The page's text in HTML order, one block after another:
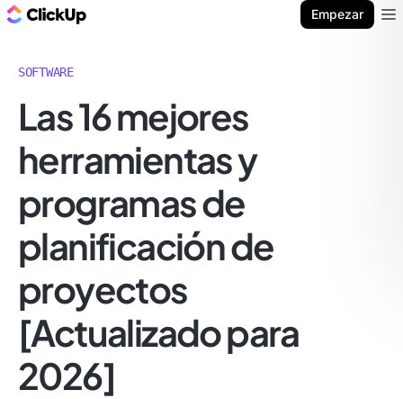
Empezar
SOFTWARE
Las 16 mejores
herramientas y
programas de
planificación de
proyectos
[Actualizado para
2026]